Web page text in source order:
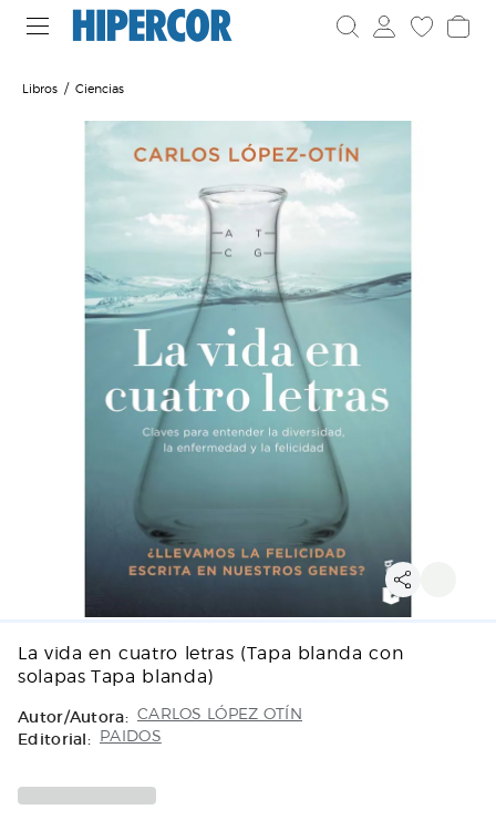
Libros Ciencias
La vida en cuatro letras (Tapa blanda con
solapas Tapa blanda)
Autor/Autora: CARLOS LÓPEZ OTÍN
Editorial: PAIDOS